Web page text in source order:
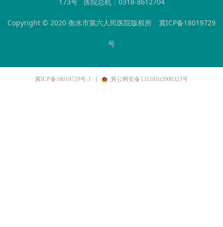
Copyright © 2020 衡水市第六人民医院版权所 冀ICP备18019729
号
冀ICP备18019729号-1 冀公网安备13118102000323号